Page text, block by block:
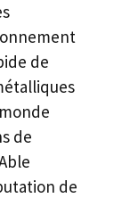
de
de
de